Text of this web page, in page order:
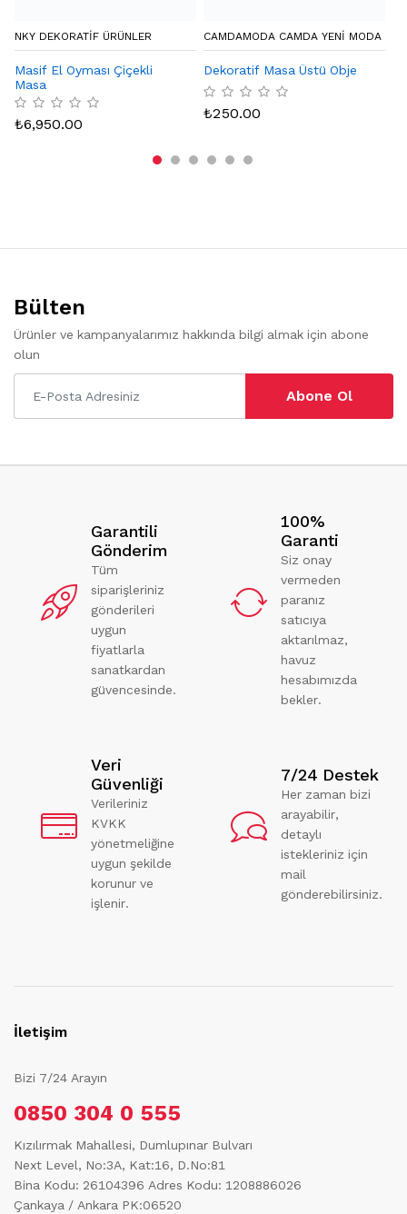
NKY DEKORATIF ÜRÜNLER
Masif El Oyması Çiçekli
Masa
₺6,950.00
CAMDAMODA CAMDA YENI MODA
Dekoratif Masa Üstü Obje
₺250.00
Bülten
Ürünler ve kampanyalarımız hakkında bilgi almak için abone
olun
Abone Ol
Garantili
Gönderim
Tüm
siparişleriniz
gönderileri
uygun
fiyatlarla
sanatkardan
güvencesinde.
100%
Garanti
Siz onay
vermeden
paranız
satıcıya
aktarılmaz,
havuz
hesabımızda
bekler.
Veri
Güvenliği
Verileriniz
KVKK
yönetmeliğine
uygun şekilde
korunur ve
işlenir.
7/24 Destek
Her zaman bizi
arayabilir,
detaylı
istekleriniz için
mail
gönderebilirsiniz.
İletişim
Bizi 7/24 Arayın
0850 304 0 555
Kızılırmak Mahallesi, Dumlupınar Bulvarı
Next Level, No:3A, Kat:16, D.No:81
Bina Kodu: 26104396 Adres Kodu: 1208886026
Çankaya / Ankara PK:06520